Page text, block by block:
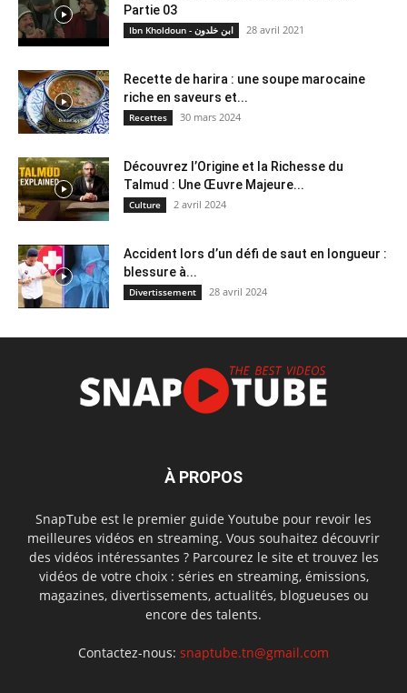
Partie 03
Ibn Kholdoun - ابن خلدون 28 avril 2021
Recette de harira : une soupe marocaine
riche en saveurs et...
Recettes 30 mars 2024
Découvrez l’Origine et la Richesse du
Talmud : Une Œuvre Majeure...
Culture 2 avril 2024
Accident lors d’un défi de saut en longueur :
blessure à...
Divertissement 28 avril 2024
À PROPOS
SnapTube est le premier guide Youtube pour revoir les
meilleures vidéos en streaming. Vous souhaitez découvrir
des vidéos intéressantes ? Parcourez le site et trouvez les
vidéos de votre choix : séries en streaming, émissions,
magazines, divertissements, actualités, blogueuses ou
encore des talents.
Contactez-nous: snaptube.tn@gmail.com